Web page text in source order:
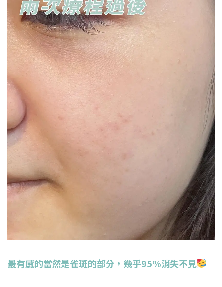
最有感的當然是雀斑的部分，幾乎95%消失不見